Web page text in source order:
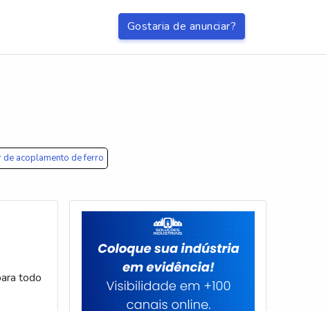
Gostaria de anunciar?
de acoplamento de ferro
todo